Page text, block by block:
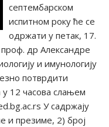
септембарском
испитном року ће се
одржати у петак, 17.
проф. др Александре
и имунологију
потврдити
у 12 часова слањем
У садржају
и презиме, 2) број